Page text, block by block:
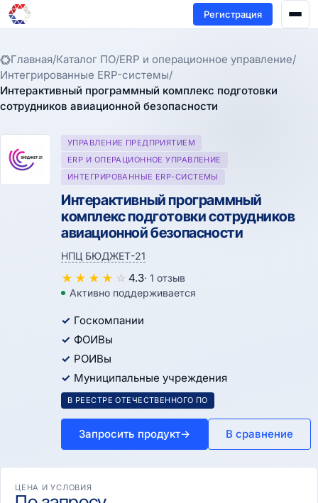
Регистрация
Главная/Каталог ПО/ERP и операционное управление/
Интегрированные ERP-системы/
Интерактивный программный комплекс подготовки
сотрудников авиационной безопасности
УПРАВЛЕНИЕ ПРЕДПРИЯТИЕМ
ERP И ОПЕРАЦИОННОЕ УПРАВЛЕНИЕ
ИНТЕГРИРОВАННЫЕ ERP-СИСТЕМЫ
Интерактивный программный
комплекс подготовки сотрудников
авиационной безопасности
НПЦ БЮДЖЕТ-21
★ ★ ★ ★ ☆ 4.3· 1 отзыв
Активно поддерживается
Госкомпании
ФОИВы
РОИВы
Муниципальные учреждения
В РЕЕСТРЕ ОТЕЧЕСТВЕННОГО ПО
Запросить продукт→ В сравнение
ЦЕНА И УСЛОВИЯ